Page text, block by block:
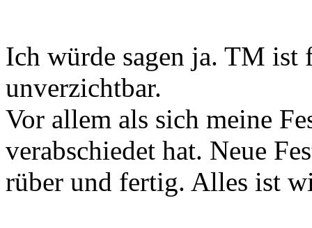
Ich würde sagen ja. TM
unverzichtbar.
Vor allem als sich meine
verabschiedet hat. Neue
rüber und fertig. Alles ist